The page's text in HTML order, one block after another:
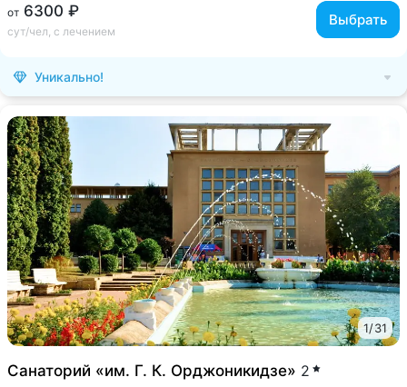
от 6300 ₽
сут/чел, с лечением
Выбрать
Уникально!
1/31
Санаторий «им. Г. К. Орджоникидзе» 2